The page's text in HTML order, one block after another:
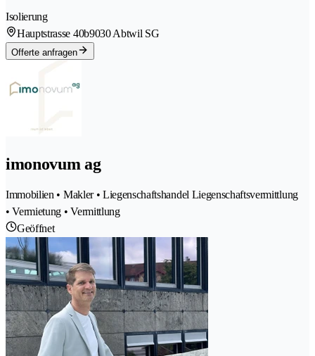
Isolierung
Hauptstrasse 40b9030 Abtwil SG
Offerte anfragen
imonovum ag
Immobilien • Makler • Liegenschaftshandel Liegenschaftsvermittlung
• Vermietung • Vermittlung
Geöffnet